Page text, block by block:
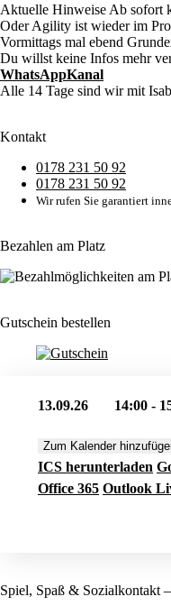
Aktuelle Hinweise Ab sofort
Oder Agility ist wieder im
Vormittags mal ebend
Du willst keine Infos mehr
WhatsAppKanal
Alle 14 Tage sind wir mit
Kontakt
0178 231 50 92
0178 231 50 92
Wir rufen Sie garantiert
Bezahlen am Platz
Gutschein bestellen
13.09.26 14:00 -
Zum Kalender
ICS herunterladen
Office 365 Outlook
Spiel, Spaß & Sozialkontakt